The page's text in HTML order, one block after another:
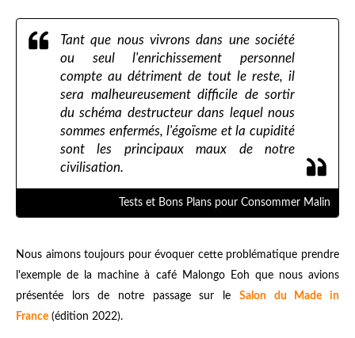
Tant que nous vivrons dans une société
ou seul l'enrichissement personnel
compte au détriment de tout le reste, il
sera malheureusement difficile de sortir
du schéma destructeur dans lequel nous
sommes enfermés, l'égoïsme et la cupidité
sont les principaux maux de notre
civilisation.
Tests et Bons Plans pour Consommer Malin
Nous aimons toujours pour évoquer cette problématique prendre
l'exemple de la machine à café Malongo Eoh que nous avions
présentée lors de notre passage sur le Salon du Made in
France (édition 2022).